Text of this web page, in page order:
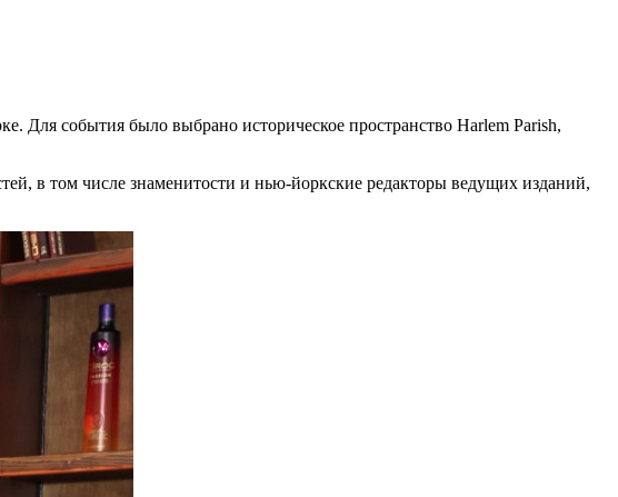
Для события было выбрано историческое пространство Harlem Parish,
в том числе знаменитости и нью-йоркские редакторы ведущих изданий,